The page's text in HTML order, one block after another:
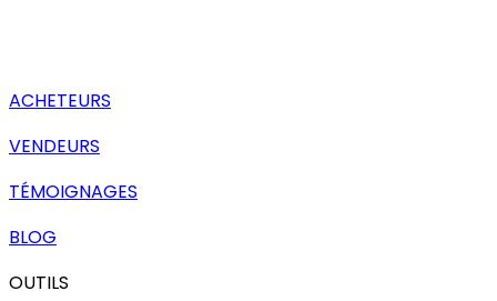
ACHETEURS
VENDEURS
TÉMOIGNAGES
BLOG
OUTILS